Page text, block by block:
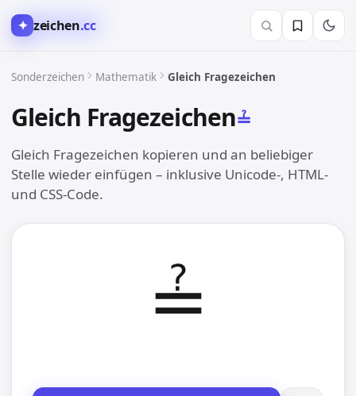
✦ zeichen.cc
Sonderzeichen Mathematik Gleich Fragezeichen
Gleich Fragezeichen≟︎
Gleich Fragezeichen kopieren und an beliebiger
Stelle wieder einfügen – inklusive Unicode-, HTML-
und CSS-Code.
∑︎ Mathematik
≟︎